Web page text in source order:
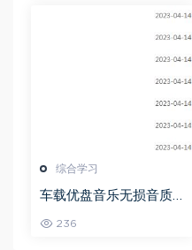
综合学习
车载优盘音乐无损音质
网盘打包下载
236